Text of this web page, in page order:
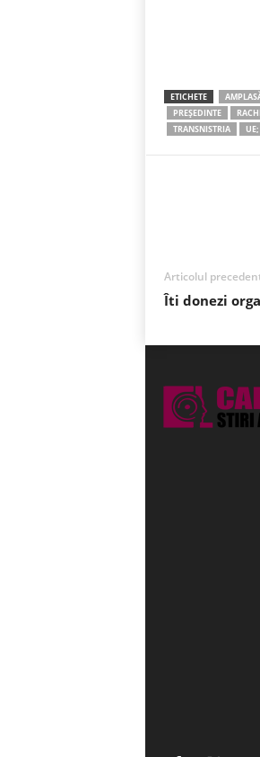
ETICHETE
PREȘEDINTE
TRANSNISTRIA
UE;
Articolul
Îti donezi